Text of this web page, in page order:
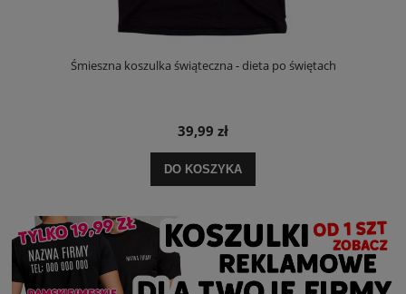
Śmieszna koszulka świąteczna - dieta po świętach
39,99 zł
DO KOSZYKA